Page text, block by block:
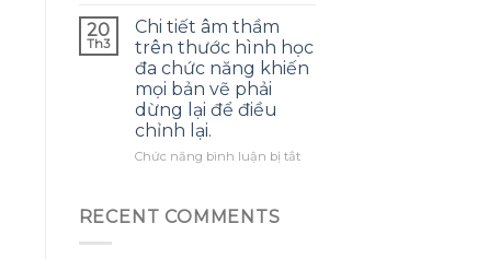
ăn
gặp
lại
khiến
vào
trang
trí:
20
Th3
Chi tiết âm thầm
trên thước hình học
đa chức năng khiến
mọi bản vẽ phải
dừng lại để điều
chỉnh lại.
Chức năng bình luận bị tắtở
RECENT COMMENTS